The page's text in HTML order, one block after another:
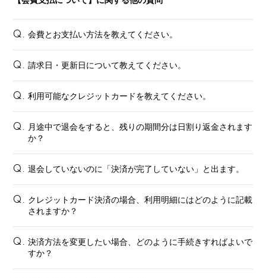
Q. 会費とお支払い方法を教えてください。
Q. 請求日・更新日について教えてください。
Q. 利用可能なクレジットカードを教えてください。
Q. 月途中で退会をすると、残りの期間分は日割り返金されます
か？
Q. 退会していないのに「決済が完了していない」と出ます。
Q. クレジットカード決済の場合、利用明細にはどのように記載
されますか？
Q. 決済方法を変更したい場合、どのように手続きすればよいで
すか？